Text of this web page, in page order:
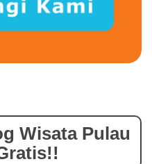
Wisata Pulau